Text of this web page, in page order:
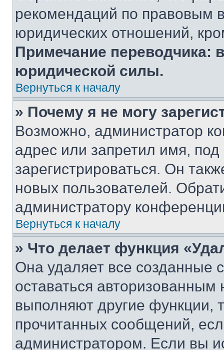
рекомендаций по правовым
юридических отношений,
Примечание переводчика:
юридической силы.
Вернуться к началу
» Почему я не могу
Возможно, администратор
адрес или запретил имя,
зарегистрироваться. Он
новых пользователей.
администратору
Вернуться к началу
» Что делает функция
Она удаляет все созданные
оставаться
выполняют другие функции,
прочитанных сообщений,
администратором. Если вы